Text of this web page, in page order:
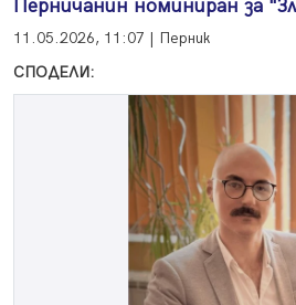
Перничанин номиниран за
11.05.2026, 11:07 | Перник
СПОДЕЛИ: